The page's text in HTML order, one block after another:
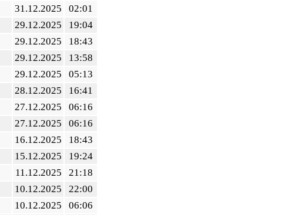
31.12.2025
02:01
29.12.2025
19:04
29.12.2025
18:43
29.12.2025
13:58
29.12.2025
05:13
28.12.2025
16:41
27.12.2025
06:16
27.12.2025
06:16
16.12.2025
18:43
15.12.2025
19:24
11.12.2025
21:18
10.12.2025
22:00
10.12.2025 06:06